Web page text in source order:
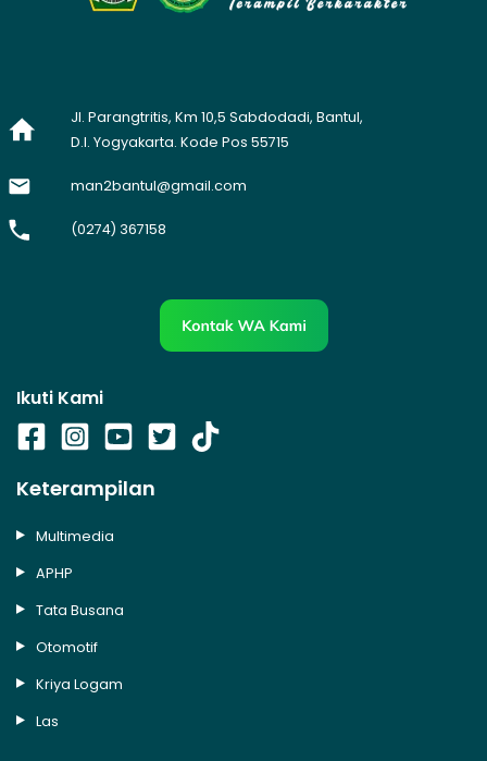
Jl. Parangtritis, Km 10,5 Sabdodadi, Bantul,
D.I. Yogyakarta. Kode Pos 55715
man2bantul@gmail.com
(0274) 367158
Ikuti Kami
Keterampilan
Multimedia
APHP
Tata Busana
Otomotif
Kriya Logam
Las